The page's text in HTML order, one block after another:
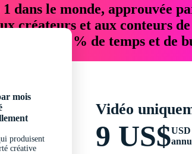
dans le monde, approuvée
créateurs et aux conteurs
76 % de temps et de
mois
produisent
créative
Vidéo
9 US$